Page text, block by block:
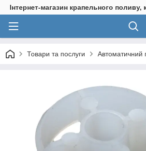
Інтернет-магазин крапельного
Товари та послуги Автоматичний